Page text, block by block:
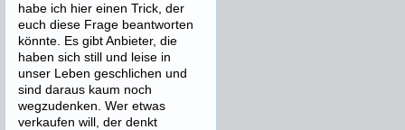
habe ich hier einen Trick, der
euch diese Frage beantworten
könnte. Es gibt Anbieter, die
haben sich still und leise in
unser Leben geschlichen und
sind daraus kaum noch
wegzudenken. Wer etwas
verkaufen will, der denkt